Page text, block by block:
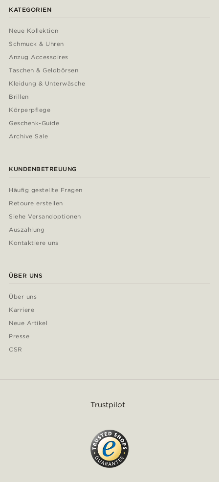
KATEGORIEN
Neue Kollektion
Schmuck & Uhren
Anzug Accessoires
Taschen & Geldbörsen
Kleidung & Unterwäsche
Brillen
Körperpflege
Geschenk-Guide
Archive Sale
KUNDENBETREUUNG
Häufig gestellte Fragen
Retoure erstellen
Siehe Versandoptionen
Auszahlung
Kontaktiere uns
ÜBER UNS
Über uns
Karriere
Neue Artikel
Presse
CSR
Trustpilot